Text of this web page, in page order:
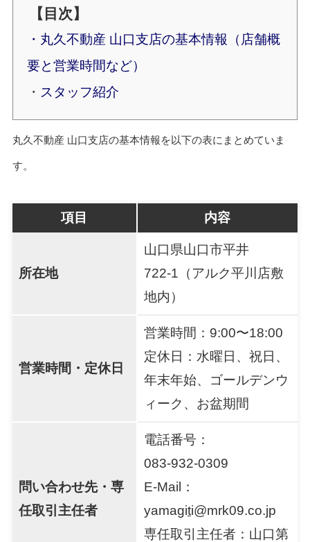
【目次】
・丸久不動産 山口支店の基本情報（店舗概
要と営業時間など）
・ スタッフ紹介
丸久不動産 山口支店の基本情報を以下の表にまとめていま
す。
項目 内容
所在地
山口県山口市平井
722‑1（アルク平川店敷
地内）
営業時間・定休日
営業時間：9:00〜18:00
定休日：水曜日、祝日、
年末年始、ゴールデンウ
ィーク、お盆期間
問い合わせ先・専
任取引主任者
電話番号：
083‑932‑0309
E‑Mail：
yamagiti@mrk09.co.jp
専任取引主任者：山口第